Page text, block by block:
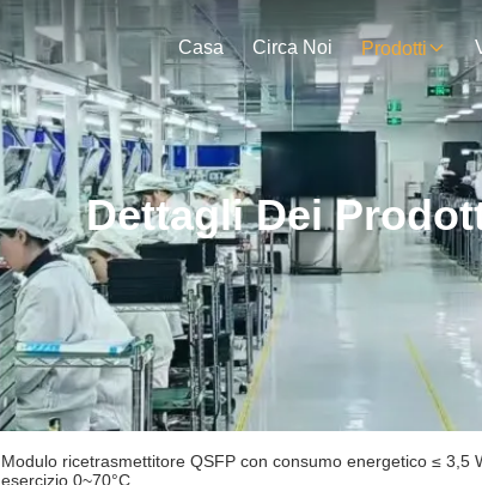
Casa Circa Noi Prodotti
Dettagli Dei
Modulo ricetrasmettitore QSFP con consumo energetico ≤
esercizio 0~70°C